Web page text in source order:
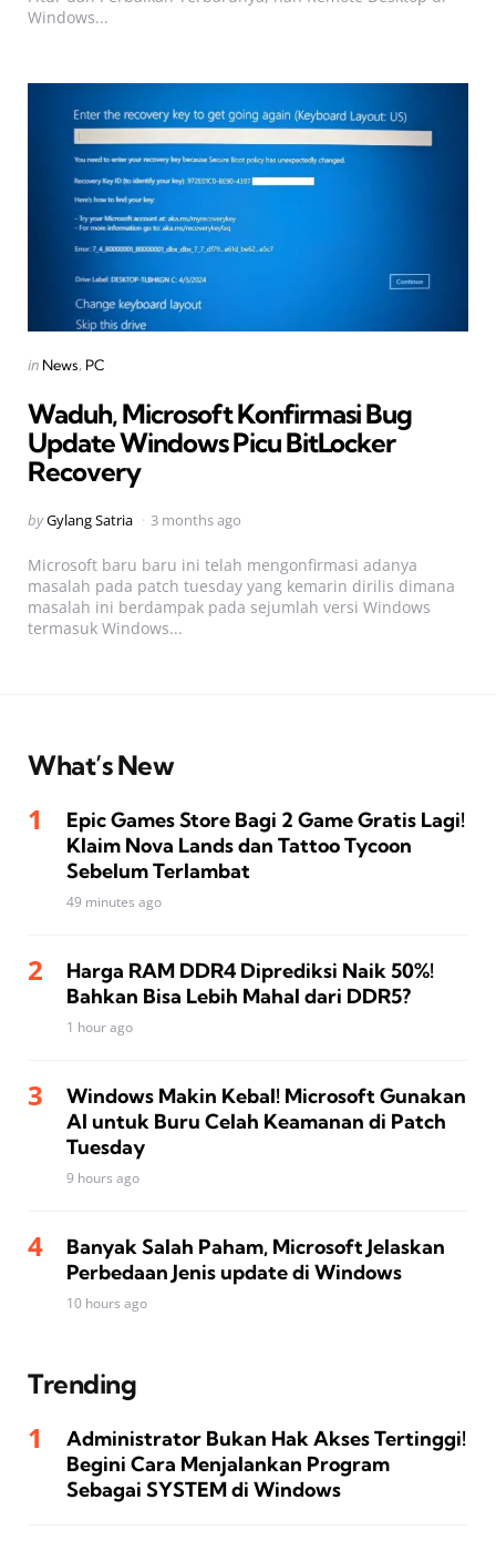
Windows...
Categories
Posted
in News PC
Waduh, Microsoft Konfirmasi Bug
Update Windows Picu BitLocker
Recovery
Posted
byGylang Satria 3 months ago
Microsoft baru baru ini telah mengonfirmasi adanya
masalah pada patch tuesday yang kemarin dirilis dimana
masalah ini berdampak pada sejumlah versi Windows
termasuk Windows...
What’s New
Epic Games Store Bagi 2 Game Gratis Lagi!
Klaim Nova Lands dan Tattoo Tycoon
Sebelum Terlambat
49 minutes ago
Harga RAM DDR4 Diprediksi Naik 50%!
Bahkan Bisa Lebih Mahal dari DDR5?
1 hour ago
Windows Makin Kebal! Microsoft Gunakan
AI untuk Buru Celah Keamanan di Patch
Tuesday
9 hours ago
Banyak Salah Paham, Microsoft Jelaskan
Perbedaan Jenis update di Windows
10 hours ago
Trending
Administrator Bukan Hak Akses Tertinggi!
Begini Cara Menjalankan Program
Sebagai SYSTEM di Windows